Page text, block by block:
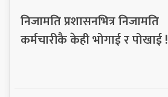
निजामति प्रशासनभित्र निजामति
कर्मचारीकै केही भोगाई र पोखाई !